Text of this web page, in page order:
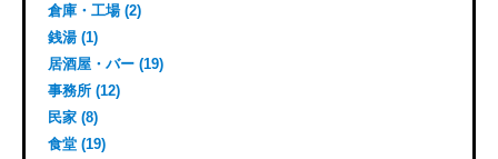
倉庫・工場 (2)
銭湯 (1)
居酒屋・バー (19)
事務所 (12)
民家 (8)
食堂 (19)